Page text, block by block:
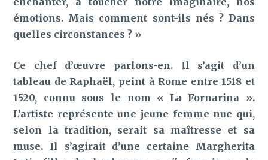
émotions. Mais comment sont-ils nés ? Dans
quelles circonstances ? »
Ce chef d’œuvre parlons-en. Il s’agit d’un
tableau de Raphaël, peint à Rome entre 1518 et
1520, connu sous le nom « La Fornarina ».
L’artiste représente une jeune femme nue qui,
selon la tradition, serait sa maîtresse et sa
muse. Il s’agirait d’une certaine Margherita